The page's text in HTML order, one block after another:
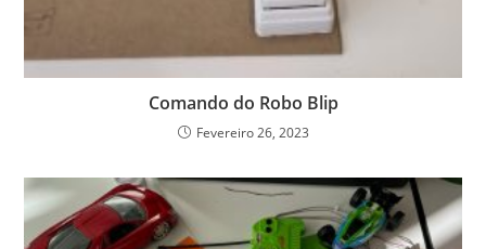
Comando do Robo Blip
Fevereiro 26, 2023